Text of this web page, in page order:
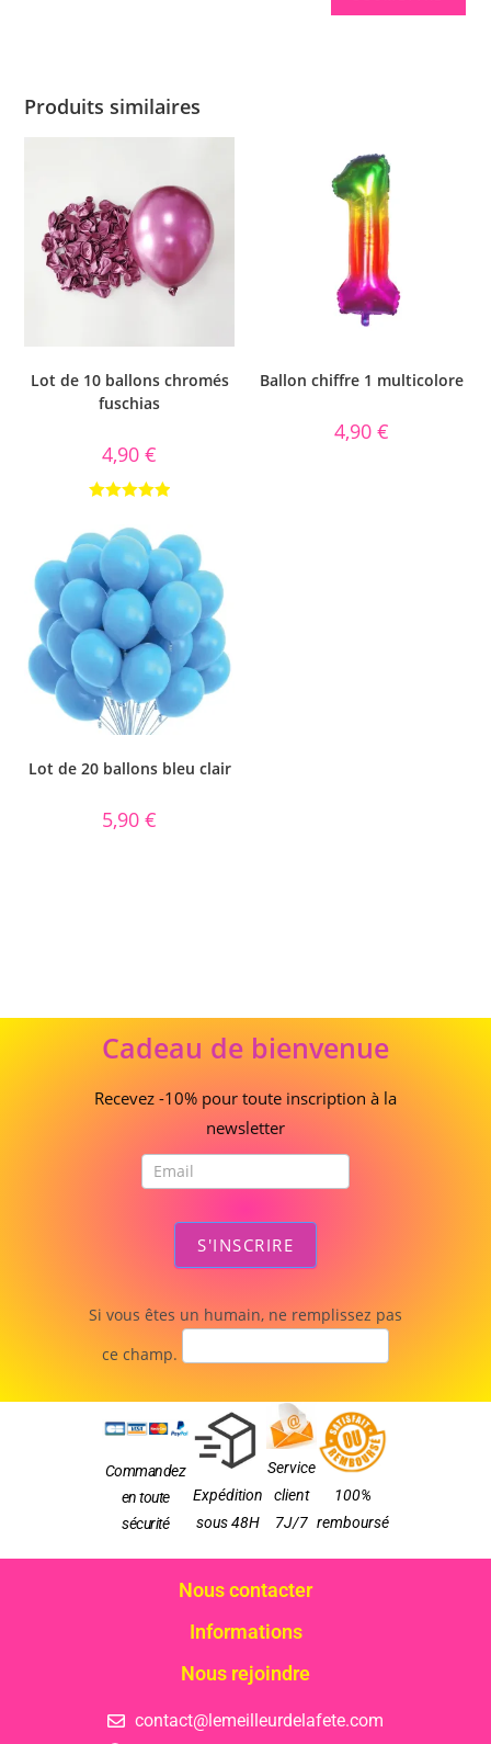
Produits similaires
Lot de 10 ballons chromés
fuschias
4,90€
sur 5
Ballon chiffre 1 multicolore
4,90 €
Lot de 20 ballons bleu clair
5,90€
deCadeau de bienvenue
Recevez -10% pour toute inscription à la
newsletter
S'INSCRIRE
Si vous êtes un humain, ne remplissez pas
ce champ.
Commandez
en toute
sécurité
Expédition
sous 48H
Service
client
7J/7
100%
remboursé
Nous contacter
Informations
Nous rejoindre
contact@lemeilleurdelafete.com